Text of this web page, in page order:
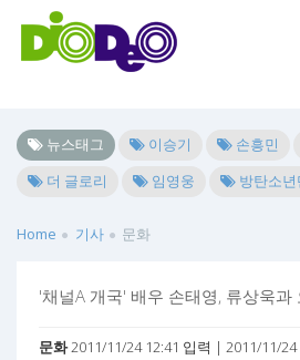
뉴스태그 이승기 손흥민
더 글로리
임영웅 방탄소
Home 기사 문화
'채널A 개국' 배우 손태영, 류상욱과
문화2011/11/24 12:41 입력 | 2011/11/24